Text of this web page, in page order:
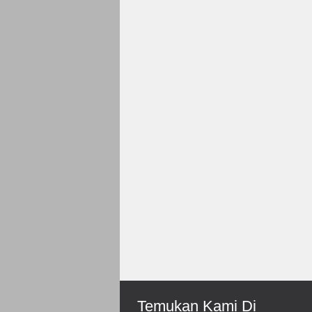
Temukan Kami Di